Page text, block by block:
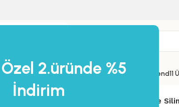
Özel 2.üründe %5
İndirim
Yapı MarketÇok Satanlar Ağustos Ayı Entrend11
Gümüş Traverten Eskitme